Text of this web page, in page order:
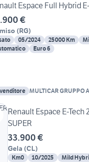
Espace Full Hybrid
€
(RG)
05/2024 25000 Km
Euro 6
MULTICAR GRUPPO
Renault Espace E-Tech
SUPER
33.900 €
Gela (CL)
Km0 10/2025 Mild